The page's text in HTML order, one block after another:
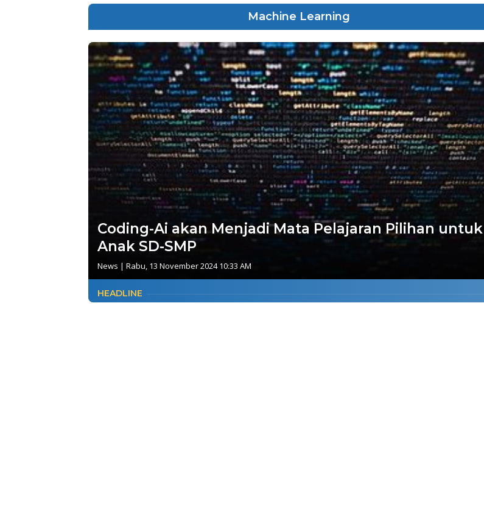
Machine Learning
Coding-Ai akan Menjadi Mata Pelajaran Pilihan untuk
Anak SD-SMP
News | Rabu, 13 November 2024 10:33 AM
HEADLINE